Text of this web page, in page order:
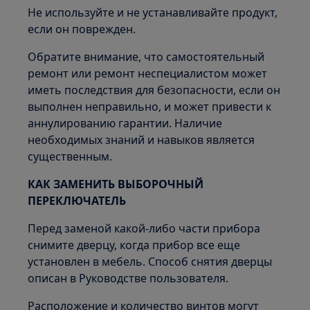
Не используйте и не устанавливайте продукт,
если он поврежден.
Обратите внимание, что самостоятельный
ремонт или ремонт неспециалистом может
иметь последствия для безопасности, если он
выполнен неправильно, и может привести к
аннулированию гарантии. Наличие
необходимых знаний и навыков является
существенным.
КАК ЗАМЕНИТЬ ВЫБОРОЧНЫЙ
ПЕРЕКЛЮЧАТЕЛЬ
Перед заменой какой-либо части прибора
снимите дверцу, когда прибор все еще
установлен в мебель. Способ снятия дверцы
описан в Руководстве пользователя.
Расположение и количество винтов могут